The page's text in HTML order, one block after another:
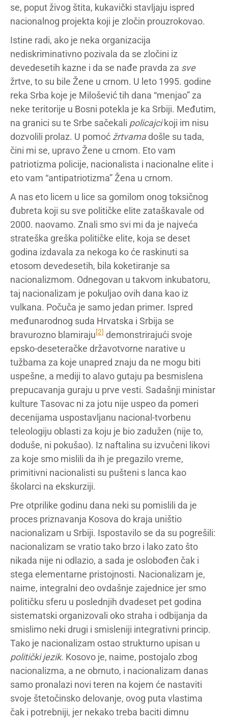
se, poput živog štita, kukavički stavljaju ispred
nacionalnog projekta koji je zločin prouzrokovao.
Istine radi, ako je neka organizacija
nediskriminativno pozivala da se zločini iz
devedesetih kazne i da se nađe pravda za sve
žrtve, to su bile Žene u crnom. U leto 1995. godine
reka Srba koje je Milošević tih dana “menjao” za
neke teritorije u Bosni potekla je ka Srbiji. Međutim,
na granici su te Srbe sačekali policajci koji im nisu
dozvolili prolaz. U pomoć žrtvamadošle su tada,
čini mi se, upravo Žene u crnom. Eto vam
patriotizma policije, nacionalista i nacionalne elite i
eto vam “antipatriotizma” Žena u crnom.
A nas eto licem u lice sa gomilom onog toksičnog
đubreta koji su sve političke elite zataškavale od
2000. naovamo. Znali smo svi mi da je najveća
strateška greška političke elite, koja se deset
godina izdavala za nekoga ko će raskinuti sa
etosom devedesetih, bila koketiranje sa
nacionalizmom. Odnegovan u takvom inkubatoru,
taj nacionalizam je pokuljao ovih dana kao iz
vulkana. Počuča je samo jedan primer. Ispred
međunarodnog suda Hrvatska i Srbija se
bravurozno blamiraju[2] demonstrirajući svoje
epsko-deseteračke državotvorne narative u
tužbama za koje unapred znaju da ne mogu biti
uspešne, a mediji to alavo gutaju pa besmislena
prepucavanja guraju u prve vesti. Sadašnji ministar
kulture Tasovac ni za jotu nije uspeo da pomeri
decenijama uspostavljanu nacional-tvorbenu
teleologiju oblasti za koju je bio zadužen (nije to,
doduše, ni pokušao). Iz naftalina su izvučeni likovi
za koje smo mislili da ih je pregazilo vreme,
primitivni nacionalisti su pušteni s lanca kao
školarci na ekskurziji.
Pre otprilike godinu dana neki su pomislili da je
proces priznavanja Kosova do kraja uništio
nacionalizam u Srbiji. Ispostavilo se da su pogrešili:
nacionalizam se vratio tako brzo i lako zato što
nikada nije ni odlazio, a sada je oslobođen čak i
stega elementarne pristojnosti. Nacionalizam je,
naime, integralni deo ovdašnje zajednice jer smo
političku sferu u poslednjih dvadeset pet godina
sistematski organizovali oko straha i odbijanja da
smislimo neki drugi i smisleniji integrativni princip.
Tako je nacionalizam ostao strukturno upisan u
politički jezik. Kosovo je, naime, postojalo zbog
nacionalizma, a ne obrnuto, i nacionalizam danas
samo pronalazi novi teren na kojem će nastaviti
svoje štetočinsko delovanje, ovog puta vlastima
čak i potrebniji, jer nekako treba baciti dimnu